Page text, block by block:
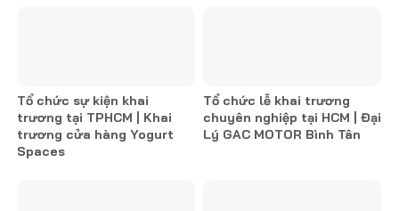
Tổ chức sự kiện khai
trương tại TPHCM | Khai
trương cửa hàng Yogurt
Spaces
Tổ chức lễ khai trương
chuyên nghiệp tại HCM | Đại
Lý GAC MOTOR Bình Tân